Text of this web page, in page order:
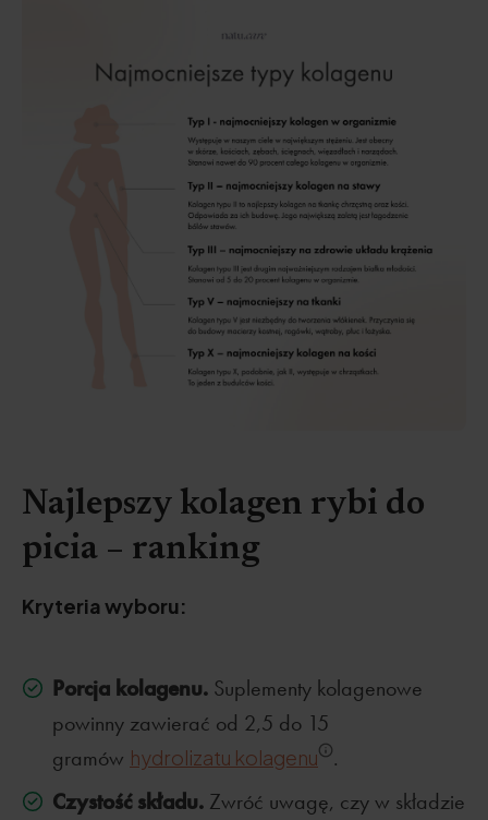
Najlepszy kolagen rybi do
picia – ranking
Kryteria wyboru:
Porcja kolagenu. Suplementy kolagenowe
powinny zawierać od 2,5 do 15
gramów hydrolizatu kolagenu .
Czystość składu. Zwróć uwagę, czy w składzie